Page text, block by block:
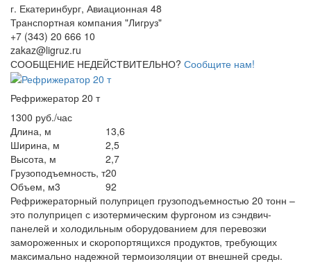
г. Екатеринбург, Авиационная 48
Транспортная компания "Лигруз"
+7 (343) 20 666 10
zakaz@ligruz.ru
СООБЩЕНИЕ НЕДЕЙСТВИТЕЛЬНО? Сообщите нам!
Рефрижератор 20 т
1300 руб./час
Длина, м
13,6
Ширина, м
2,5
Высота, м
2,7
Грузоподъемность, т20
Объем, м3
92
Рефрижераторный полуприцеп грузоподъемностью 20 тонн –
это полуприцеп с изотермическим фургоном из сэндвич-
панелей и холодильным оборудованием для перевозки
замороженных и скоропортящихся продуктов, требующих
максимально надежной термоизоляции от внешней среды.